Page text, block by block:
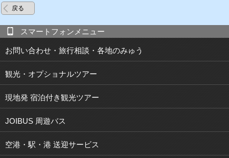
戻る
スマートフォンメニュー
お問い合わせ・旅行相談・各地のみゅう
観光・オプショナルツアー
現地発 宿泊付き観光ツアー
JOIBUS 周遊バス
空港・駅・港 送迎サービス